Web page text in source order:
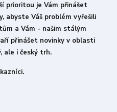
prioritou je Vám přinášet
abyste Váš problém vyřešili
a Vám - našim stálým
přinášet novinky v oblasti
ale i český trh.